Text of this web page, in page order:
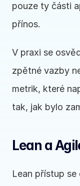
pouze ty části
přínos.
V praxi se
zpětné vazby
metrik, které
tak, jak bylo
Lean a
Lean přístup